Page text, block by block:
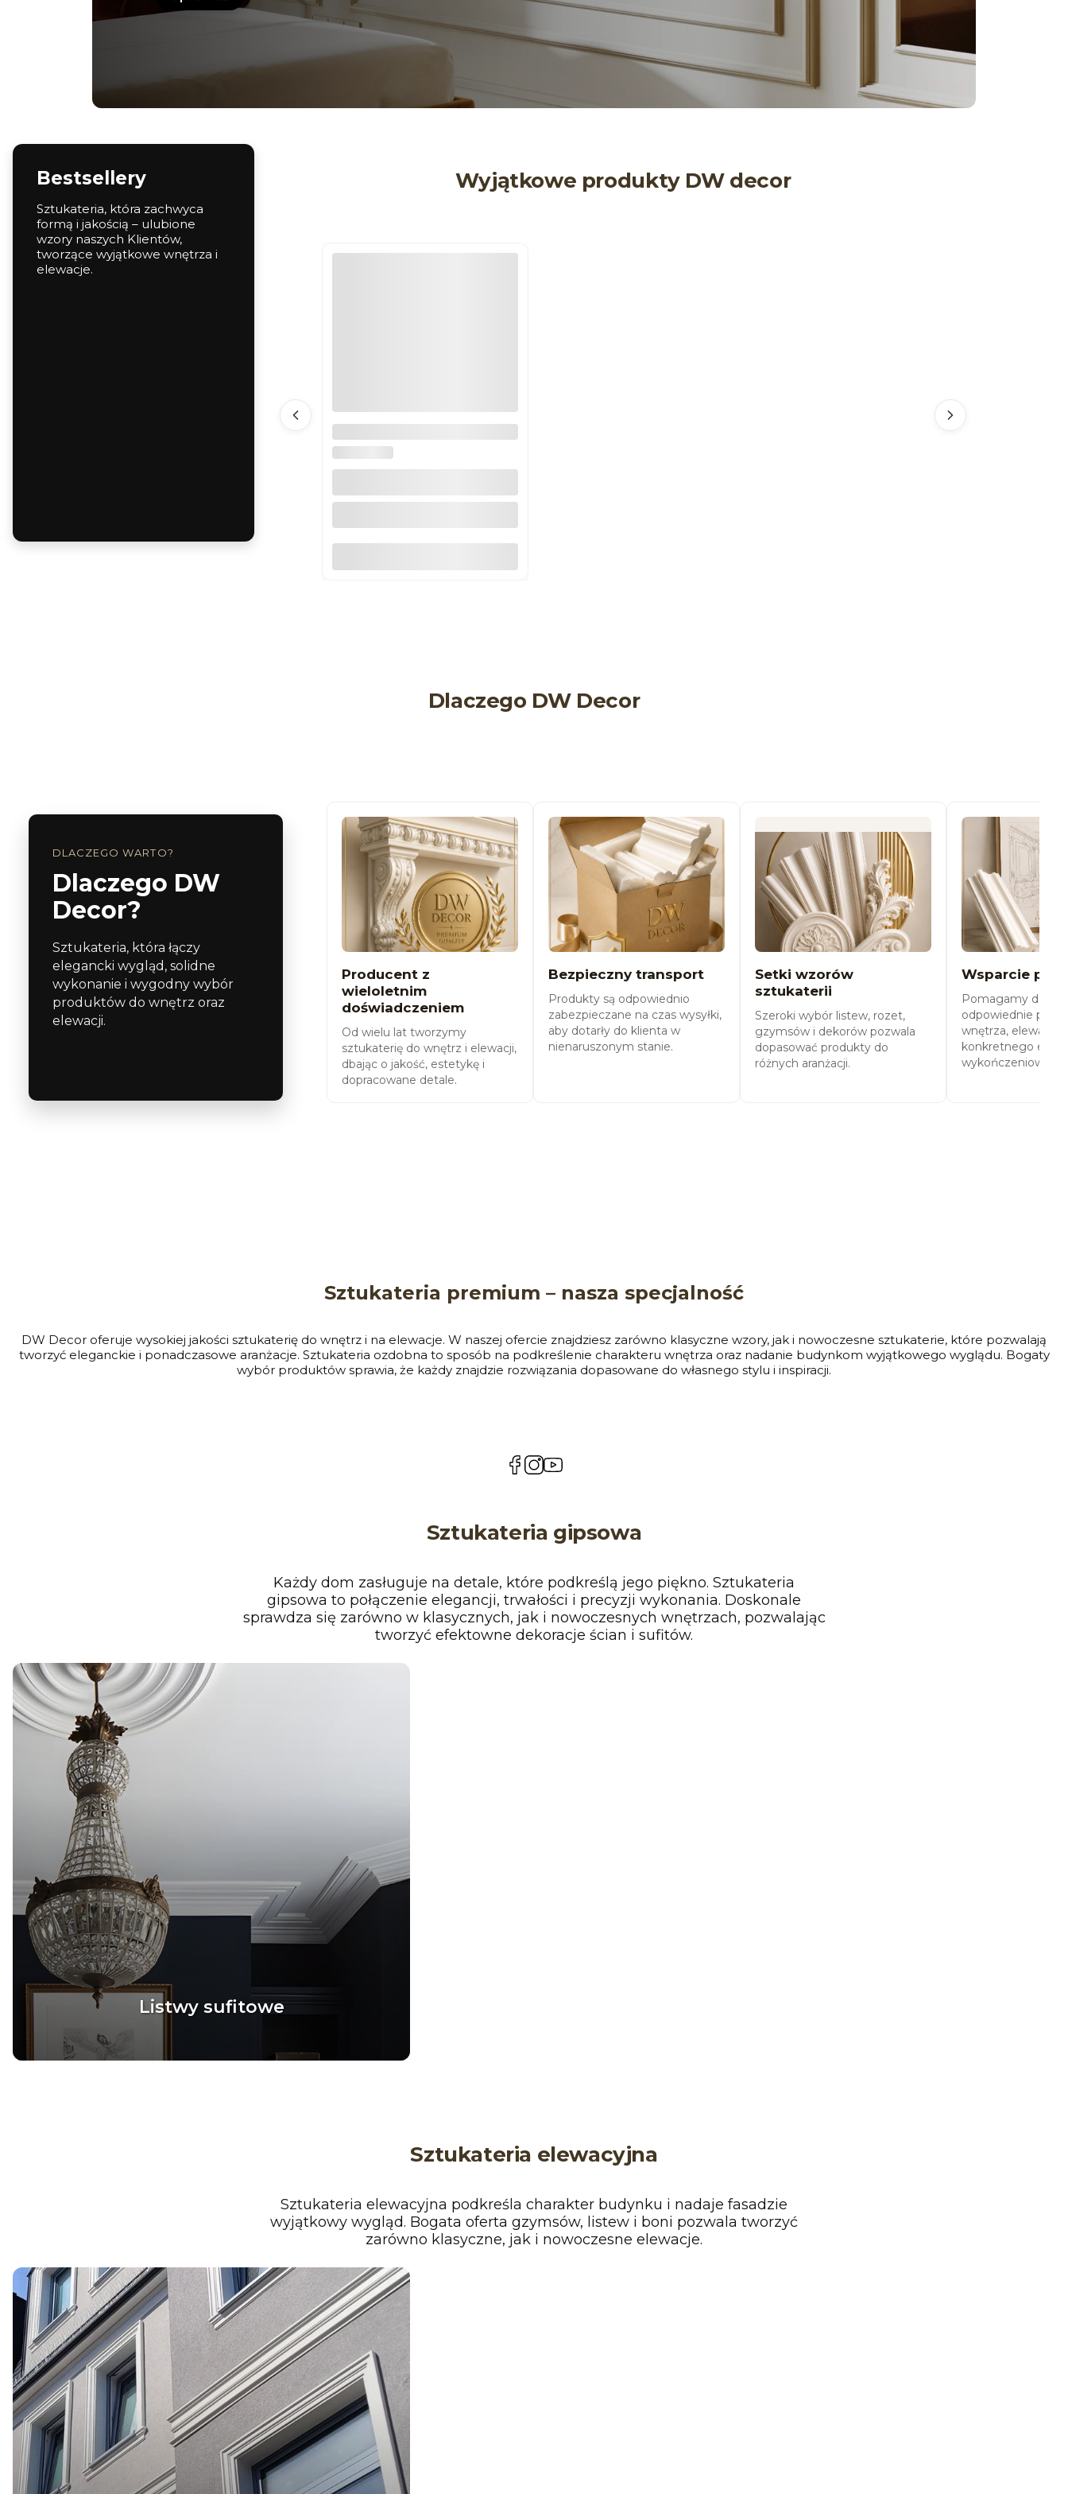
Bestsellery
Sztukateria, która zachwyca
formą i jakością – ulubione
wzory naszych Klientów,
tworzące wyjątkowe wnętrza i
elewacje.
Wyjątkowe produkty DW decor
302
Dlaczego DW Decor
DLACZEGO WARTO?
Dlaczego DW
Decor?
Sztukateria, która łączy
elegancki wygląd, solidne
wykonanie i wygodny wybór
produktów do wnętrz oraz
elewacji.
Producent z
wieloletnim
doświadczeniem
Od wielu lat tworzymy
sztukaterię do wnętrz i elewacji,
dbając o jakość, estetykę i
dopracowane detale.
Bezpieczny transport
Produkty są odpowiednio
zabezpieczane na czas wysyłki,
aby dotarły do klienta w
nienaruszonym stanie.
Setki wzorów
sztukaterii
Szeroki wybór listew, rozet,
gzymsów i dekorów pozwala
dopasować produkty do
różnych aranżacji.
Wsparcie
Pomagamy dobrać
odpowiednie
wnętrza, elewacji
konkretnego
wykończeniowego.
Sztukateria premium – nasza specjalność
DW Decor oferuje wysokiej jakości sztukaterię do wnętrz i na elewacje. W naszej ofercie znajdziesz zarówno klasyczne wzory, jak i nowoczesne sztukaterie, które pozwalają
tworzyć eleganckie i ponadczasowe aranżacje. Sztukateria ozdobna to sposób na podkreślenie charakteru wnętrza oraz nadanie budynkom wyjątkowego wyglądu. Bogaty
wybór produktów sprawia, że każdy znajdzie rozwiązania dopasowane do własnego stylu i inspiracji.
(Otwiera
się
karcie)
(Otwiera
się
karcie)
(Otwiera
karcie)
Sztukateria gipsowa
Każdy dom zasługuje na detale, które podkreślą jego piękno. Sztukateria
gipsowa to połączenie elegancji, trwałości i precyzji wykonania. Doskonale
sprawdza się zarówno w klasycznych, jak i nowoczesnych wnętrzach, pozwalając
tworzyć efektowne dekoracje ścian i sufitów.
Listwy sufitowe
Sztukateria elewacyjna
Sztukateria elewacyjna podkreśla charakter budynku i nadaje fasadzie
wyjątkowy wygląd. Bogata oferta gzymsów, listew i boni pozwala tworzyć
zarówno klasyczne, jak i nowoczesne elewacje.